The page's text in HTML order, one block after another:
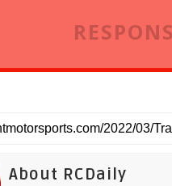
About RCDaily